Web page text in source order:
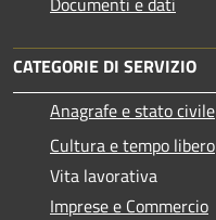
CATEGORIE DI SERVIZIO
Anagrafe e stato civile
Cultura e tempo libero
Vita lavorativa
Imprese e Commercio